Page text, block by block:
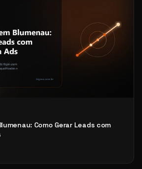
Como Gerar Leads com